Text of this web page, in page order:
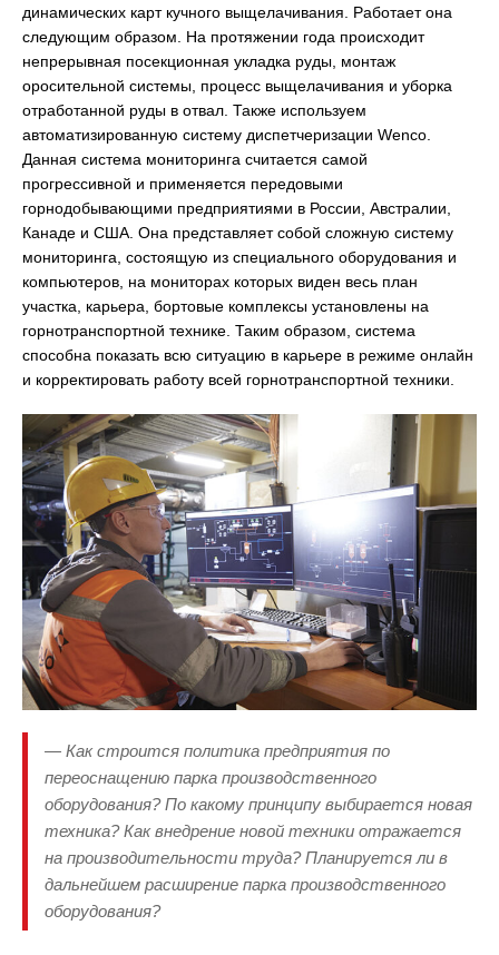
динамических карт кучного выщелачивания. Работает она
следующим образом. На протяжении года происходит
непрерывная посекционная укладка руды, монтаж
оросительной системы, процесс выщелачивания и уборка
отработанной руды в отвал. Также используем
автоматизированную систему диспетчеризации Wenco.
Данная система мониторинга считается самой
прогрессивной и применяется передовыми
горнодобывающими предприятиями в России, Австралии,
Канаде и США. Она представляет собой сложную систему
мониторинга, состоящую из специального оборудования и
компьютеров, на мониторах которых виден весь план
участка, карьера, бортовые комплексы установлены на
горнотранспортной технике. Таким образом, система
способна показать всю ситуацию в карьере в режиме онлайн
и корректировать работу всей горнотранспортной техники.
— Как строится политика предприятия по
переоснащению парка производственного
оборудования? По какому принципу выбирается новая
техника? Как внедрение новой техники отражается
на производительности труда? Планируется ли в
дальнейшем расширение парка производственного
оборудования?